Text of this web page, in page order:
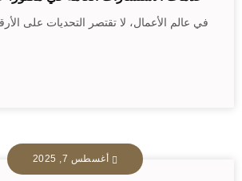
في عالم الأعمال، لا تقتصر التحديات على
أغسطس 7, 2025